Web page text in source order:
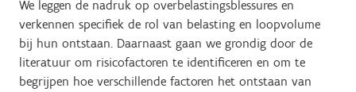
We leggen de nadruk op overbelastingsblessures en
verkennen specifiek de rol van belasting en loopvolume
bij hun ontstaan. Daarnaast gaan we grondig door de
literatuur om risicofactoren te identificeren en om te
begrijpen hoe verschillende factoren het ontstaan van